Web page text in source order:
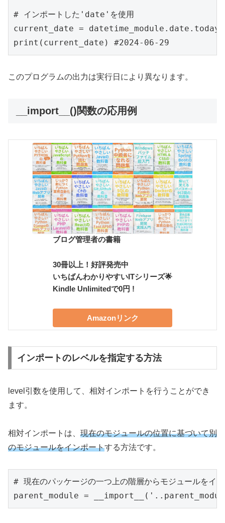
# インポートした'date'を使用
current_date =
print(current_date) #2024-06-29
このプログラムの出力は実行日により異なります。
__import__()関数の応用例
ブログ管理者の書籍
30冊以上！好評発売中
いちばんわかりやすいITシリーズ🌟
Kindle Unlimitedで0円 !
Amazonリンク
インポートのレベルを指定する方法
level引数を使用して、相対インポートを行うことができ
ます。
相対インポートは、 現在のモジュールの位置に基づいて別
のモジュールをインポートする方法です。
# 現在のパッケージの一つ上の階層からモジュールをイ
parent_module =